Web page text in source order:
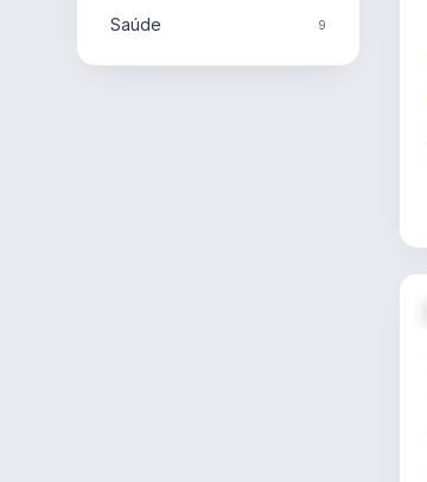
Saúde 9